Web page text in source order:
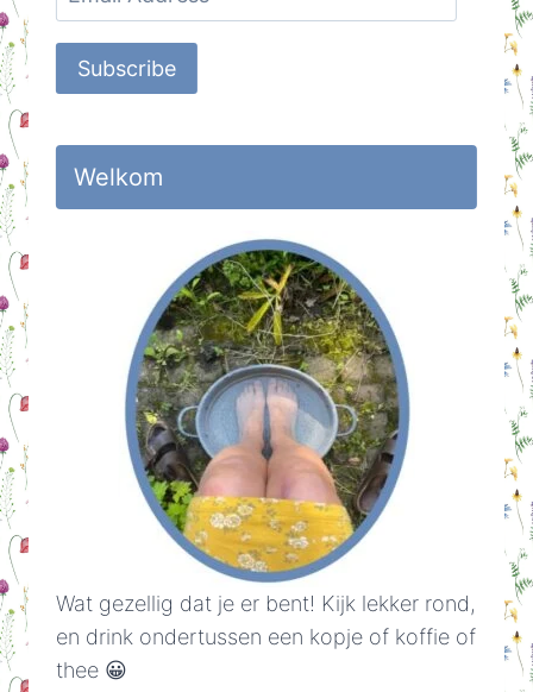
Address
Subscribe
Welkom
Wat gezellig dat je er bent! Kijk lekker rond,
en drink ondertussen een kopje of koffie of
thee 😀